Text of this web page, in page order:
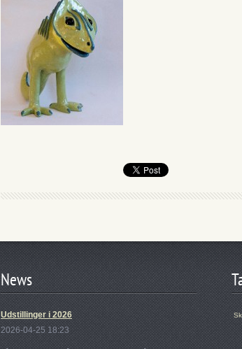
News
Udstillinger i 2026
2026-04-25 18:23